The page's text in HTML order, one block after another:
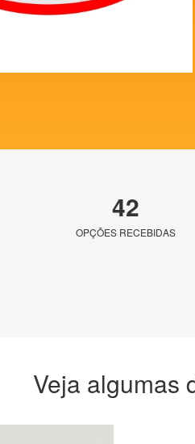
42
OPÇÕES RECEBIDAS
Veja algumas